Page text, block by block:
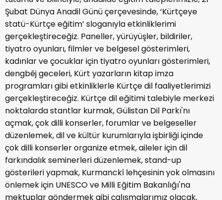
Şubat Dünya Anadil Günü çerçevesinde, ‘Kürtçeye
statü-Kürtçe eğitim’ sloganıyla etkinliklerimi
gerçekleştireceğiz. Paneller, yürüyüşler, bildiriler,
tiyatro oyunları, filmler ve belgesel gösterimleri,
kadınlar ve çocuklar için tiyatro oyunları gösterimleri,
dengbêj geceleri, Kürt yazarların kitap imza
programları gibi etkinliklerle Kürtçe dil faaliyetlerimizi
gerçekleştireceğiz. Kürtçe dil eğitimi talebiyle merkezi
noktalarda stantlar kurmak, Gülistan Dil Parkı'nı
açmak, çok dilli konserler, forumlar ve belgeseller
düzenlemek, dil ve kültür kurumlarıyla işbirliği içinde
çok dilli konserler organize etmek, aileler için dil
farkındalık seminerleri düzenlemek, stand-up
gösterileri yapmak, Kurmanckî lehçesinin yok olmasını
önlemek için UNESCO ve Milli Eğitim Bakanlığı'na
mektuplar göndermek gibi çalışmalarımız olacak,